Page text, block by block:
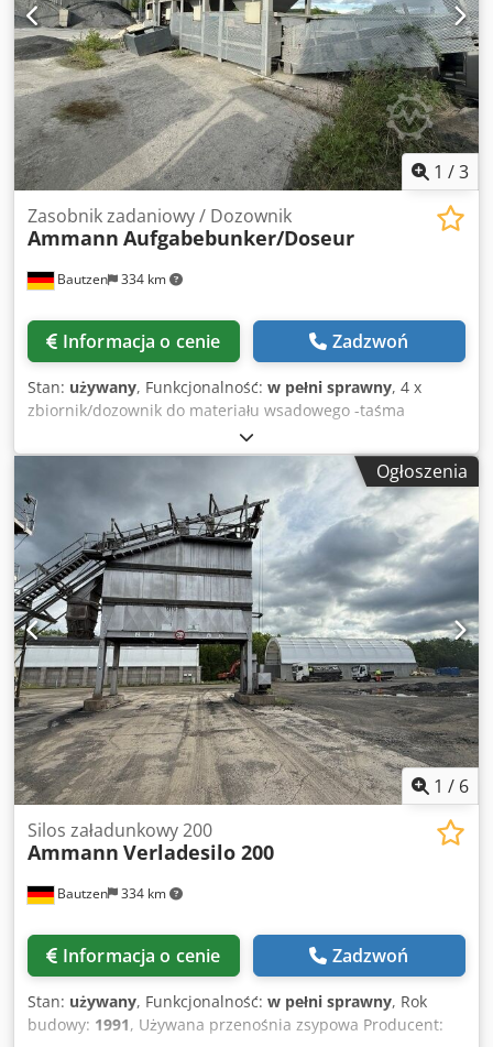
1 /3
Bautzen 334 km
Zasobnik zadaniowy / Dozownik
Ammann Aufgabebunker/Doseur
Informacja o cenie Zadzwoń
Stan: używany, Funkcjonalność: w pełni sprawny, 4 x
zbiornik/dozownik do materiału wsadowego -taśma
przenośnika wyładowczego -taśma przenośnika/taśma
przeładunkowa Chedpfxjzq S Hue Aktea -instalacja
Ogłoszenia
1 / 6
Bautzen 334 km
Silos załadunkowy 200
Ammann Verladesilo 200
Informacja o cenie Zadzwoń
Stan: używany, Funkcjonalność: w pełni sprawny, Rok
budowy: 1991, Używana przenośnia zsypowa Producent: